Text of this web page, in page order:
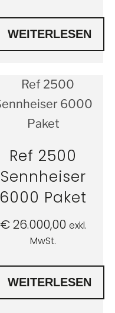
WEITERLESEN
Ref 2500
Sennheiser
6000 Paket
€26.000,00 exkl.
MwSt.
WEITERLESEN